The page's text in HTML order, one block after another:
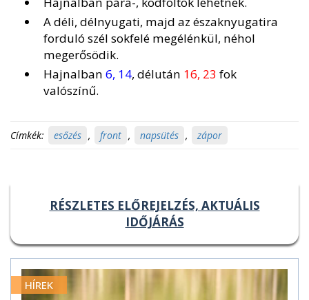
A déli, délnyugati, majd az északnyugatira
forduló szél sokfelé megélénkül, néhol
megerősödik.
Hajnalban 6, 14, délután 16, 23 fok
valószínű.
Címkék: esőzés , front , napsütés , zápor
RÉSZLETES ELŐREJELZÉS, AKTUÁLIS
IDŐJÁRÁS
HÍREK